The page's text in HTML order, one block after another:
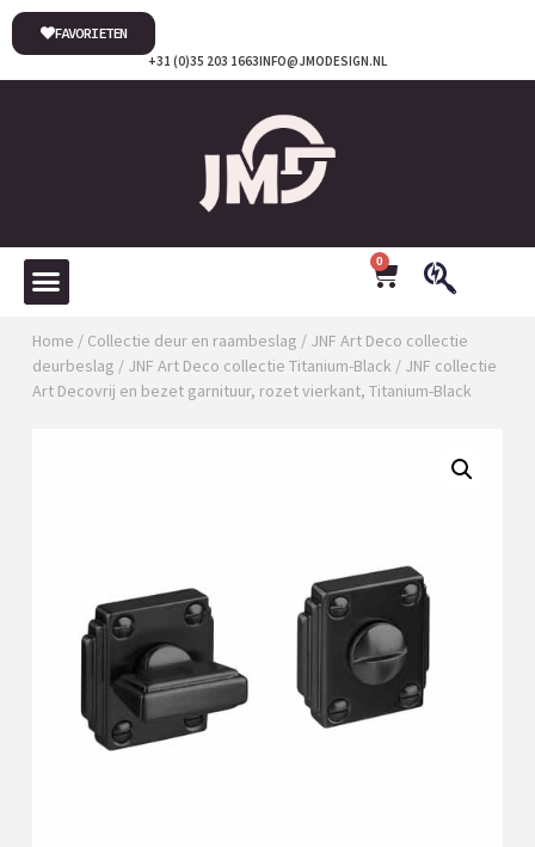
INFO@JMODESIGN.NL
+31 (0)35 203 1663
FAVORIETEN
0
Home / Collectie deur en raambeslag / JNF Art Deco collectie
deurbeslag / JNF Art Deco collectie Titanium-Black / JNF collectie
Art Decovrij en bezet garnituur, rozet vierkant, Titanium-Black